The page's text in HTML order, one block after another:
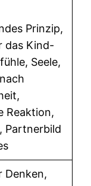
Prinzip,
das Kind-
Seele,
Reaktion,
Partnerbild
Denken,